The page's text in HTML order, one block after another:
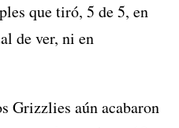
que tiró, 5 de 5, en
de ver, ni en
Grizzlies aún acabaron